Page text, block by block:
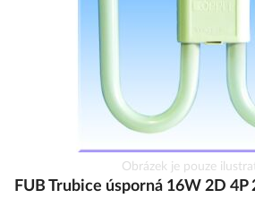
na
Obrázek je pouze
FUB Trubice úsporná 16W 2D 4P